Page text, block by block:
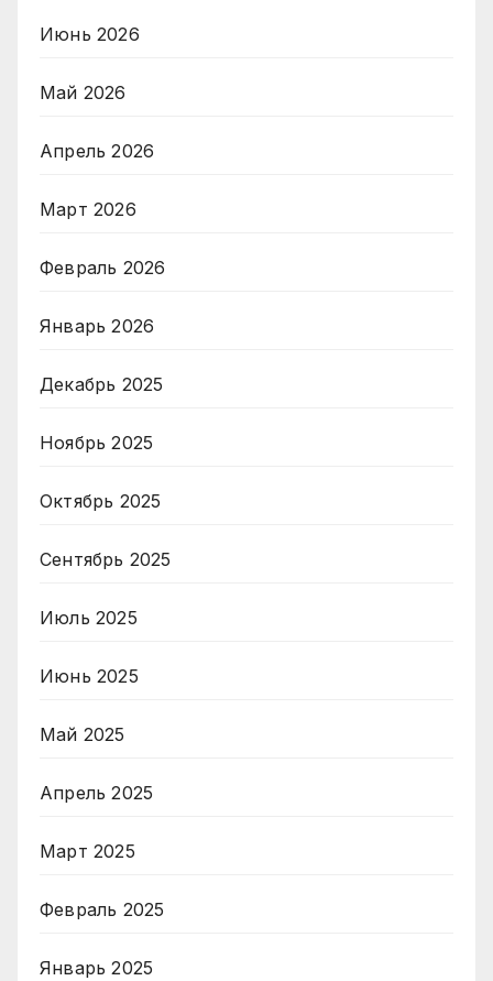
Июнь 2026
Май 2026
Апрель 2026
Март 2026
Февраль 2026
Январь 2026
Декабрь 2025
Ноябрь 2025
Октябрь 2025
Сентябрь 2025
Июль 2025
Июнь 2025
Май 2025
Апрель 2025
Март 2025
Февраль 2025
Январь 2025